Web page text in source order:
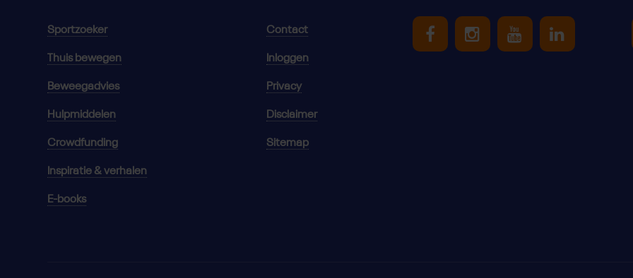
Sportzoeker
Thuis bewegen
Beweegadvies
Hulpmiddelen
Crowdfunding
Inspiratie & verhalen
E-books
Contact
Inloggen
Privacy
Disclaimer
Sitemap
Uniek Sporten op Facebook
Uniek Sporten op
Uniek Sporten
Uniek